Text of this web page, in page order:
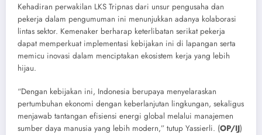
​Kehadiran perwakilan LKS Tripnas dari unsur pengusaha dan
pekerja dalam pengumuman ini menunjukkan adanya kolaborasi
lintas sektor. Kemenaker berharap keterlibatan serikat pekerja
dapat memperkuat implementasi kebijakan ini di lapangan serta
memicu inovasi dalam menciptakan ekosistem kerja yang lebih
hijau.
“​Dengan kebijakan ini, Indonesia berupaya menyelaraskan
pertumbuhan ekonomi dengan keberlanjutan lingkungan, sekaligus
menjawab tantangan efisiensi energi global melalui manajemen
sumber daya manusia yang lebih modern,” tutup Yassierli. (OP/IJ)